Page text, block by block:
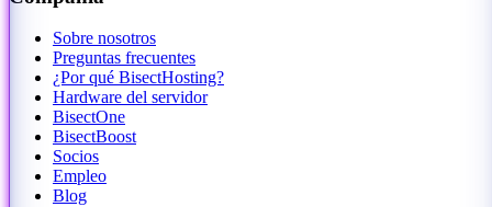
Sobre nosotros
Preguntas frecuentes
¿Por qué BisectHosting?
Hardware del servidor
BisectOne
BisectBoost
Socios
Empleo
Blog